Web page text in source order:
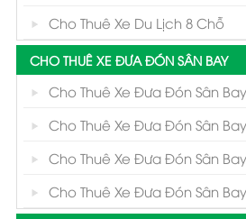
Cho Thuê Xe Du Lịch 8 Chỗ
CHO THUÊ XE ĐƯA ĐÓN SÂN BAY
Cho Thuê Xe Đưa Đón Sân
Cho Thuê Xe Đưa Đón Sân
Cho Thuê Xe Đưa Đón Sân
Cho Thuê Xe Đưa Đón Sân